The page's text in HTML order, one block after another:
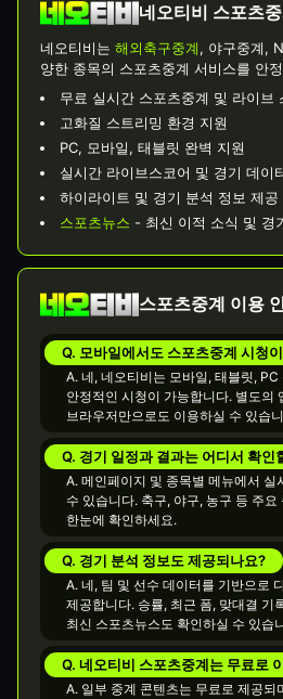
네오티비 스포츠
네오티비는 해외축구중계, 야구중계,
양한 종목의 스포츠중계 서비스를 안
무료 실시간 스포츠중계 및 라이브
고화질 스트리밍 환경 지원
PC, 모바일, 태블릿 완벽 지원
실시간 라이브스코어 및 경기 데이
하이라이트 및 경기 분석 정보 제공
스포츠뉴스 - 최신 이적 소식 및 경
스포츠중계 이용
Q. 모바일에서도 스포츠중계 시청
A. 네, 네오티비는 모바일, 태블릿,
안정적인 시청이 가능합니다. 별도의
브라우저만으로도 이용하실 수 있습
Q. 경기 일정과 결과는 어디서 확인
A. 메인페이지 및 종목별 메뉴에서 실
수 있습니다. 축구, 야구, 농구 등 주
한눈에 확인하세요.
Q. 경기 분석 정보도 제공되나요?
A. 네, 팀 및 선수 데이터를 기반으로
제공합니다. 승률, 최근 폼, 맞대결 기
최신 스포츠뉴스도 확인하실 수 있습
Q. 네오티비 스포츠중계는 무료로
A. 일부 중계 콘텐츠는 무료로 제공되